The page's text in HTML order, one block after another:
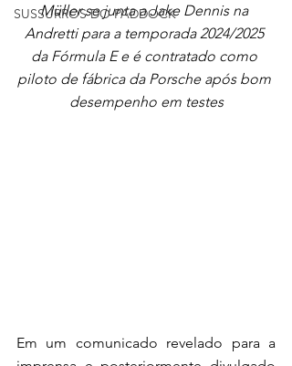
SUSSURROS DO PADDOCK
Müller se junta a Jake Dennis na
Andretti para a temporada 2024/2025
da Fórmula E e é contratado como
piloto de fábrica da Porsche após bom
desempenho em testes
Em um comunicado revelado para a